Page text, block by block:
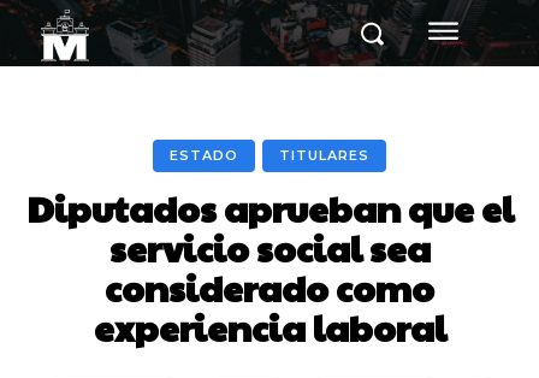
ESTADO TITULARES
Diputados aprueban que el
servicio social sea
considerado como
experiencia laboral